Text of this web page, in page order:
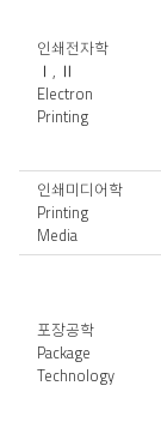
인쇄전자학
Ⅰ, Ⅱ
Electron
Printing
인쇄미디어학
Printing
Media
포장공학
Package
Technology